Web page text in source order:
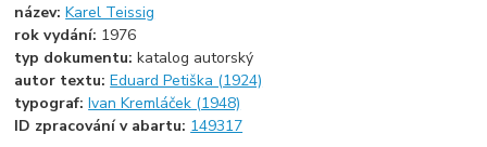
název:Karel Teissig
rok vydání: 1976
typ dokumentu:katalog autorský
autor textu:Eduard Petiška (1924)
typograf:Ivan Kremláček (1948)
ID zpracování v abartu: 149317